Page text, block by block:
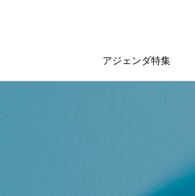
アジェンダ特集